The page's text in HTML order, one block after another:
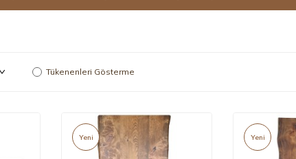
Tükenenleri Gösterme
Yeni Yeni